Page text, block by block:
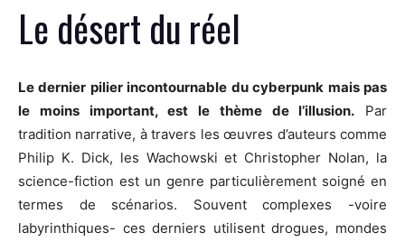
Le désert du réel
Le dernier pilier incontournable du cyberpunk mais pas
le moins important, est le thème de l’illusion. Par
tradition narrative, à travers les œuvres d’auteurs comme
Philip K. Dick, les Wachowski et Christopher Nolan, la
science-fiction est un genre particulièrement soigné en
termes de scénarios. Souvent complexes -voire
labyrinthiques- ces derniers utilisent drogues, mondes